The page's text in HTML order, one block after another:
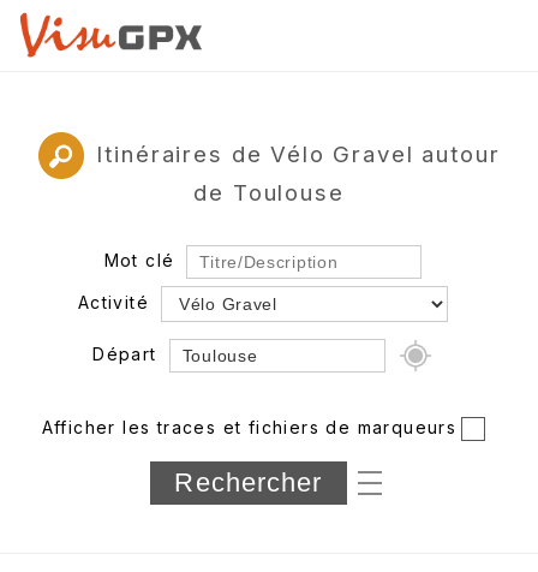
Itinéraires de Vélo Gravel autour
de Toulouse
Mot clé
Activité
Départ
Département
Longueur min/max
Afficher les traces et fichiers de marqueurs